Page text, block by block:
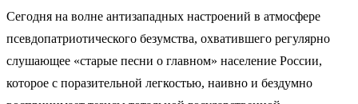
Сегодня на волне антизападных настроений в атмосфере
псевдопатриотического безумства, охватившего регулярно
слушающее «старые песни о главном» население России,
которое с поразительной легкостью, наивно и бездумно